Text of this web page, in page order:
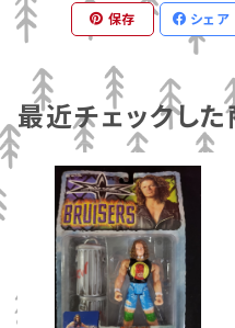
保存 シェア
最近チェックした